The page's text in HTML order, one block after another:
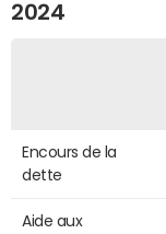
2024
Encours de la
dette
Aide aux